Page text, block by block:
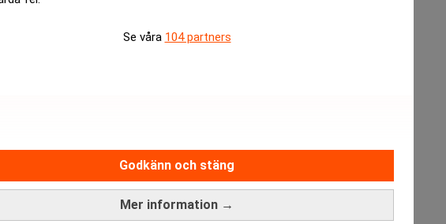
Se våra 104 partners
Mer information →
Godkänn och stäng
kraftigt på Northvolts haveri är den före detta vd:n